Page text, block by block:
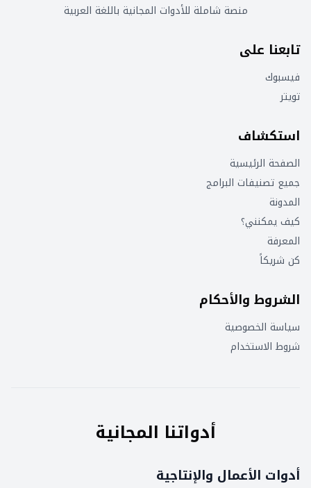
منصة شاملة للأدوات المجانية باللغة العربية
تابعنا على
فيسبوك
تويتر
استكشاف
الصفحة الرئيسية
جميع تصنيفات البرامج
المدونة
كيف يمكنني؟
المعرفة
كن شريكاً
الشروط والأحكام
سياسة الخصوصية
شروط الاستخدام
أدواتنا المجانية
أدوات الأعمال والإنتاجية